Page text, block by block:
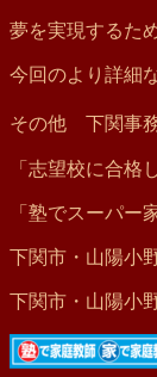
夢を実現するた
今回のより詳細
その他 下関事
「志望校に合
「塾でスーパー
下関市・山陽小
下関市・山陽小